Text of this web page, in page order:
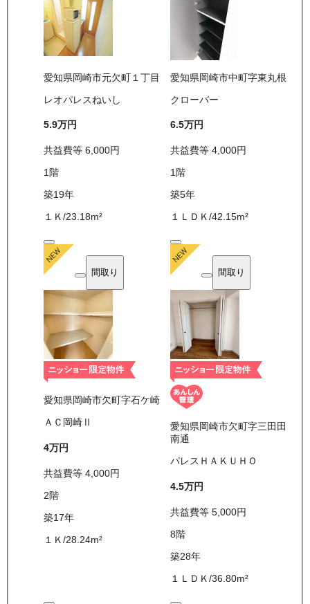
愛知県岡崎市元欠町１丁目
レオパレスねいし
5.9万円
共益費等 6,000円
1 階
築19年
１Ｋ /23.18m²
愛知県岡崎市中町字東丸根
クローバー
6.5万円
共益費等4,000円
1 階
築5年
１ＬＤＫ/42.15m²
間取り
愛知県岡崎市欠町字石ケ崎
ＡＣ岡崎Ⅱ
4万円
共益費等 4,000円
2階
築17年
１Ｋ /28.24m²
間取り
愛知県岡崎市欠町字三田田
南通
パレスＨＡＫＵＨＯ
4.5万円
共益費等5,000円
8階
築28年
１ＬＤＫ/36.80m²